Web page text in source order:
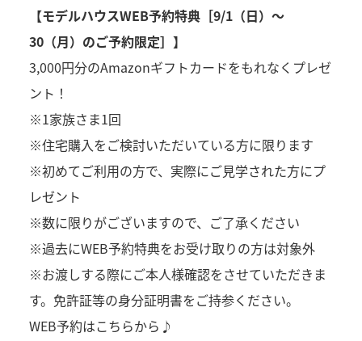
【モデルハウスWEB予約特典［9/1（日）～
30（月）のご予約限定］】
3,000円分のAmazonギフトカードをもれなくプレゼ
ント！
※1家族さま1回
※住宅購入をご検討いただいている方に限ります
※初めてご利用の方で、実際にご見学された方にプ
レゼント
※数に限りがございますので、ご了承ください
※過去にWEB予約特典をお受け取りの方は対象外
※お渡しする際にご本人様確認をさせていただきま
す。免許証等の身分証明書をご持参ください。
WEB予約はこちらから♪